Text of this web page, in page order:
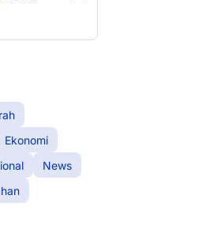
Ekonomi
News